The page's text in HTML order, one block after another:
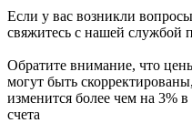
Если у вас возникли
свяжитесь с нашей службой
Обратите внимание, что
могут быть
изменится более чем на 3%
счета